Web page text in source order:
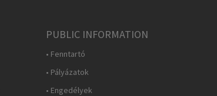
PUBLIC INFORMATION
• Fenntartó
• Pályázatok
• Engedélyek